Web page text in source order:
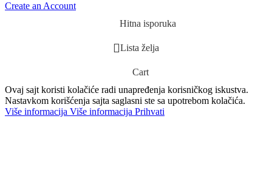
Create an Account
Hitna isporuka
Lista želja
Cart
Ovaj sajt koristi kolačiće radi unapređenja korisničkog iskustva.
Nastavkom korišćenja sajta saglasni ste sa upotrebom kolačića.
Više informacija Više informacija Prihvati